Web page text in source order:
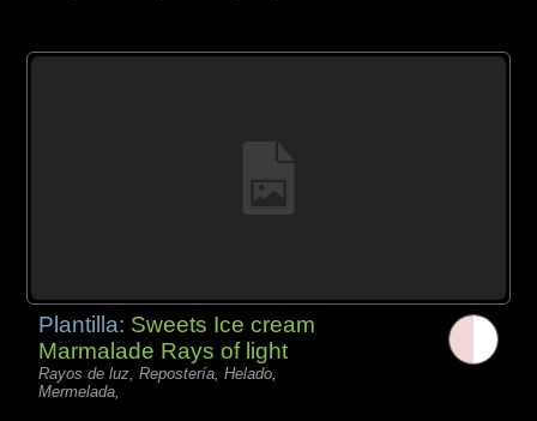
Plantilla: Sweets Ice cream
Marmalade Rays of light
Rayos de luz, Repostería, Helado,
Mermelada,